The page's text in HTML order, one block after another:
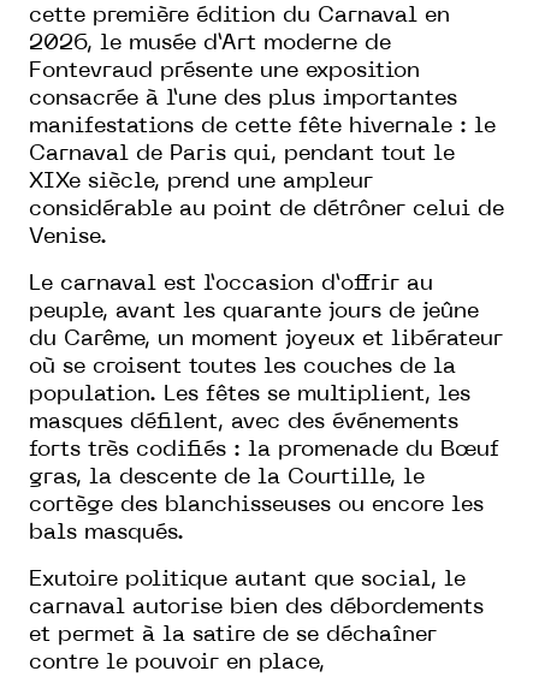
cette première édition du Carnaval en
2026, le musée d’Art moderne de
Fontevraud présente une exposition
consacrée à l’une des plus importantes
manifestations de cette fête hivernale : le
Carnaval de Paris qui, pendant tout le
XIXe siècle, prend une ampleur
considérable au point de détrôner celui de
Venise.
Le carnaval est l’occasion d’offrir au
peuple, avant les quarante jours de jeûne
du Carême, un moment joyeux et libérateur
où se croisent toutes les couches de la
population. Les fêtes se multiplient, les
masques défilent, avec des événements
forts très codifiés : la promenade du Bœuf
gras, la descente de la Courtille, le
cortège des blanchisseuses ou encore les
bals masqués.
Exutoire politique autant que social, le
carnaval autorise bien des débordements
et permet à la satire de se déchaîner
contre le pouvoir en place,